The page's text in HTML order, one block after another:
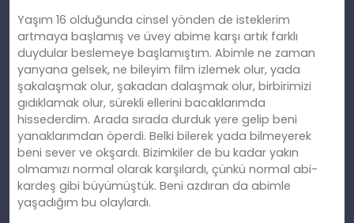
Yaşım 16 olduğunda cinsel yönden de isteklerim
artmaya başlamış ve üvey abime karşı artık farklı
duydular beslemeye başlamıştım. Abimle ne zaman
yanyana gelsek, ne bileyim film izlemek olur, yada
şakalaşmak olur, şakadan dalaşmak olur, birbirimizi
gıdıklamak olur, sürekli ellerini bacaklarımda
hissederdim. Arada sırada durduk yere gelip beni
yanaklarımdan öperdi. Belki bilerek yada bilmeyerek
beni sever ve okşardı. Bizimkiler de bu kadar yakın
olmamızı normal olarak karşılardı, çünkü normal abi-
kardeş gibi büyümüştük. Beni azdıran da abimle
yaşadığım bu olaylardı.